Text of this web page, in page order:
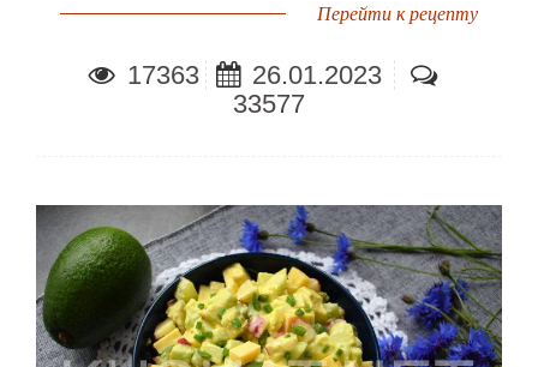
Перейти к рецепту
17363
26.01.2023
33577